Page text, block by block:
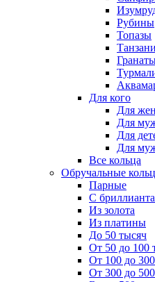
Рубины
Топазы
Для кого
Для
Для
Для
Для
Все кольца
Обручальные
Парные
С
Из золота
Из платины
До 50 тысяч
От 50 до 100
От 100 до
От 300 до